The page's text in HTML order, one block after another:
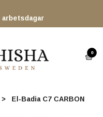
arbetsdagar
0
El-Badia C7 CARBON